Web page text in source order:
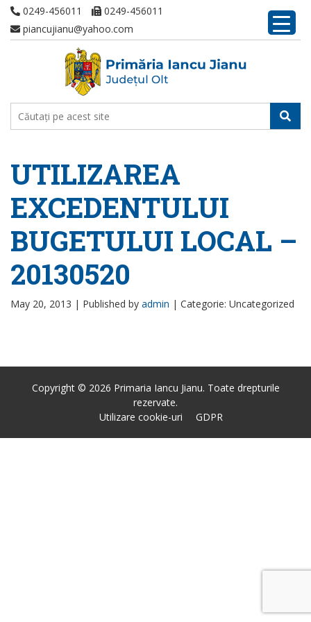
0249-456011
0249-456011
piancujianu@yahoo.com
UTILIZAREA
EXCEDENTULUI
BUGETULUI LOCAL –
20130520
May 20, 2013 | Published by admin | Categorie: Uncategorized
Copyright © 2026 Primaria Iancu Jianu. Toate drepturile
rezervate.
Utilizare cookie-uri
GDPR